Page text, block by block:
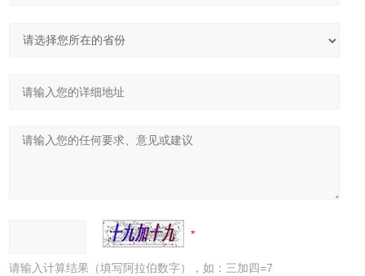
请输入计算结果（填写阿拉伯数字），如：三加四=7